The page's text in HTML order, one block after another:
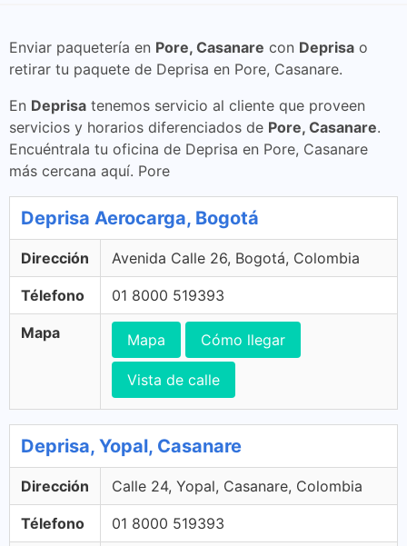
Enviar paquetería en Pore, Casanare con Deprisa o
retirar tu paquete de Deprisa en Pore, Casanare.
En Deprisa tenemos servicio al cliente que proveen
servicios y horarios diferenciados de Pore, Casanare.
Encuéntrala tu oficina de Deprisa en Pore, Casanare
más cercana aquí. Pore
Deprisa Aerocarga, Bogotá
Dirección Avenida Calle 26, Bogotá, Colombia
Télefono 01 8000 519393
Mapa Mapa Cómo llegar
Vista de calle
Deprisa, Yopal, Casanare
Dirección Calle 24, Yopal, Casanare, Colombia
Télefono 01 8000 519393